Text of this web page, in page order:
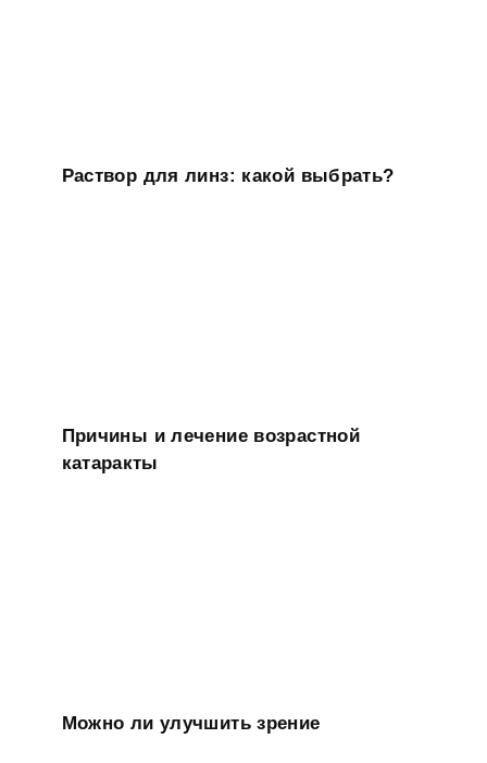
Раствор для линз: какой выбрать?
Причины и лечение возрастной
катаракты
Можно ли улучшить зрение